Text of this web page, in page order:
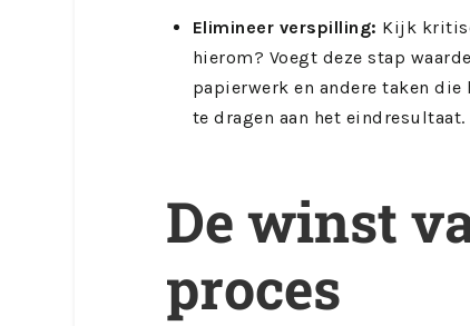
Elimineer verspilling: Kijk
hierom? Voegt deze stap
papierwerk en andere taken
te dragen aan het eindresultaat.
De winst
proces